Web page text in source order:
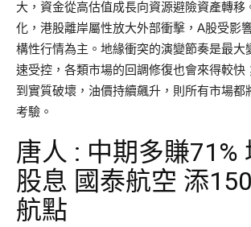
大，資金從高估值成長向資源避險資產轉移
化，港股離岸屬性放大外部衝擊，A股受影
構性行情為主。地緣衝突的演變節奏是最大
速受控，各類市場的回調修復也會來得較快
到實質破壞，油價持續飆升，則所有市場都
考驗。
唐人 : 中期多賺71%
股息 國泰航空 添
航點